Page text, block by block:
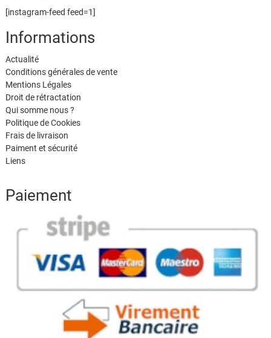
[instagram-feed feed=1]
Informations
Actualité
Conditions générales de vente
Mentions Légales
Droit de rétractation
Qui somme nous ?
Politique de Cookies
Frais de livraison
Paiment et sécurité
Liens
Paiement